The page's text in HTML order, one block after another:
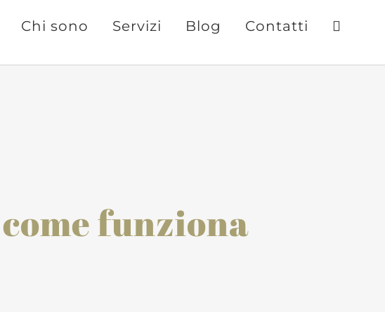
Chi sono Servizi Blog Contatti
funziona